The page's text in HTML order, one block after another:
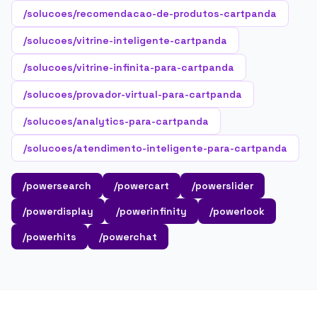
/solucoes/recomendacao-de-produtos-cartpanda
/solucoes/vitrine-inteligente-cartpanda
/solucoes/vitrine-infinita-para-cartpanda
/solucoes/provador-virtual-para-cartpanda
/solucoes/analytics-para-cartpanda
/solucoes/atendimento-inteligente-para-cartpanda
/powersearch /powercart
/powerslider
/powerdisplay
/powerinfinity
/powerlook
/powerhits
/powerchat